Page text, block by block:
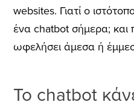
websites. Γιατί ο
ένα chatbot σήμερα; και
ωφελήσει άμεσα ή
Το chatbot